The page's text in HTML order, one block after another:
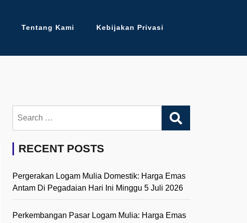
Tentang Kami Kebijakan Privasi
for:
RECENT POSTS
Pergerakan Logam Mulia Domestik: Harga Emas
Antam Di Pegadaian Hari Ini Minggu 5 Juli 2026
Perkembangan Pasar Logam Mulia: Harga Emas